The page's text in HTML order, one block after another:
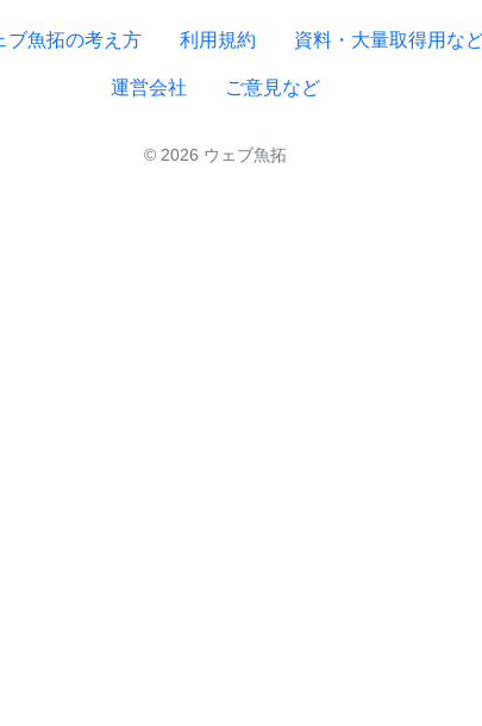
ブ魚拓の考え方 利用規約 資料・大量取得用な
運営会社 ご意見など
© 2026 ウェブ魚拓